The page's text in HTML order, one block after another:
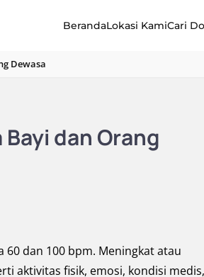
BerandaLokasi KamiCari
Dewasa
dan Orang
dan 100 bpm. Meningkat atau
aktivitas fisik, emosi, kondisi medis,